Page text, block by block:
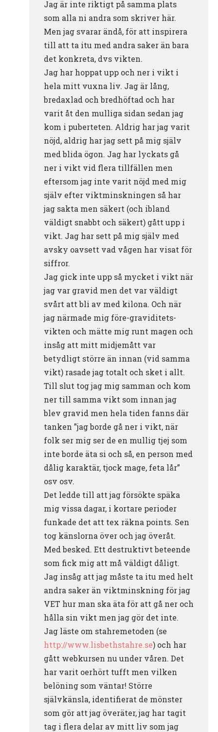
Jag är inte riktigt på samma plats
som alla ni andra som skriver här.
Men jag svarar ändå, för att inspirera
till att ta itu med andra saker än bara
det konkreta, dvs vikten.
Jag har hoppat upp och ner i vikt i
hela mitt vuxna liv. Jag är lång,
bredaxlad och bredhöftad och har
varit åt den mulliga sidan sedan jag
kom i puberteten. Aldrig har jag varit
nöjd, aldrig har jag sett på mig själv
med blida ögon. Jag har lyckats gå
ner i vikt vid flera tillfällen men
eftersom jag inte varit nöjd med mig
själv efter viktminskningen så har
jag sakta men säkert (och ibland
väldigt snabbt och säkert) gått upp i
vikt. Jag har sett på mig själv med
avsky oavsett vad vågen har visat för
siffror.
Jag gick inte upp så mycket i vikt när
jag var gravid men det var väldigt
svårt att bli av med kilona. Och när
jag närmade mig före-graviditets-
vikten och mätte mig runt magen och
insåg att mitt midjemått var
betydligt större än innan (vid samma
vikt) rasade jag totalt och sket i allt.
Till slut tog jag mig samman och kom
ner till samma vikt som innan jag
blev gravid men hela tiden fanns där
tanken ”jag borde gå ner i vikt, när
folk ser mig ser de en mullig tjej som
inte borde äta si och så, en person med
dålig karaktär, tjock mage, feta lår”
osv osv.
Det ledde till att jag försökte späka
mig vissa dagar, i kortare perioder
funkade det att tex räkna points. Sen
tog känslorna över och jag överåt.
Med besked. Ett destruktivt beteende
som fick mig att må väldigt dåligt.
Jag insåg att jag måste ta itu med helt
andra saker än viktminskning för jag
VET hur man ska äta för att gå ner och
hålla sin vikt men jag gör det inte.
Jag läste om stahremetoden (se
http://www.lisbethstahre.se) och har
gått webkursen nu under våren. Det
har varit oerhört tufft men vilken
belöning som väntar! Större
självkänsla, identifierat de mönster
som gör att jag överäter, jag har tagit
tag i flera delar av mitt liv som jag